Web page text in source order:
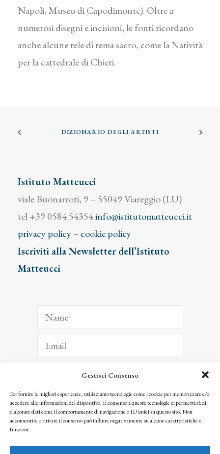
Gestisci Consenso
Per fornire le migliori esperienze, utilizziamo tecnologie come i cookie per memorizzare e/o
accedere alle informazioni del dispositivo. Il consenso a queste tecnologie ci permetterà di
elaborare dati come il comportamento di navigazione o ID unici su questo sito. Non
acconsentire o ritirare il consenso può influire negativamente su alcune caratteristiche e
funzioni.
Napoli, Museo di Capodimonte). Oltre a
numerosi disegni e incisioni, le fonti ricordano
anche alcune tele di tema sacro, come la Natività
per la cattedrale di Chieti.
DIZIONARIO DEGLI ARTISTI
Istituto Matteucci
viale Buonarroti, 9 – 55049 Viareggio (LU)
tel +39 0584 54354info@istitutomatteucci.it
privacy policy– cookie policy
Iscriviti alla Newsletter dell’Istituto
Matteucci
ISCRIVITI
Facendo clic per iscriverti, riconosci che le tue informazioni saranno trattate
seguendo la nostra Privacy Policy
© 2025 Istituto Matteucci. All right reserved
l’autorizzazione scritta dei proprietari dei diritti e dell’Istituto Matteucci